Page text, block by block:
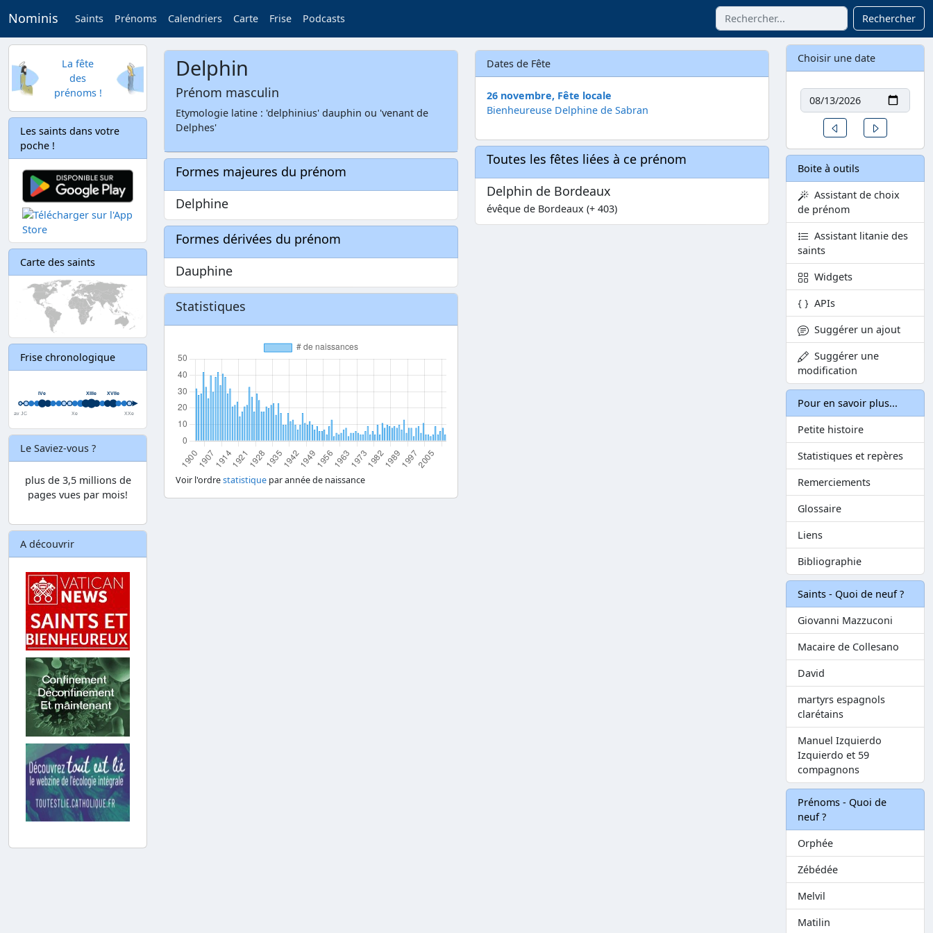
Nominis Saints Prénoms Calendriers Carte Frise Podcasts Rechercher
La fête
des
prénoms !
Les saints dans votre
poche !
Carte des saints
Frise chronologique
Le Saviez-vous ?
plus de 3,5 millions de
pages vues par mois!
A découvrir
Delphin
Prénom masculin
Etymologie latine : 'delphinius' dauphin ou 'venant de
Delphes'
Formes majeures du prénom
Delphine
Formes dérivées du prénom
Dauphine
Statistiques
Voir l'ordrestatistique par année de naissance
Dates de Fête
26 novembre, Fête locale
Bienheureuse Delphine de Sabran
Toutes les fêtes liées à ce prénom
Delphin de Bordeaux
évêque de Bordeaux (+ 403)
Choisir une date
Date
Un jour avant
Boite à outils
Assistant de choix
de prénom
Assistant litanie des
saints
Widgets
APIs
Suggérer un ajout
Suggérer une
modification
Pour en savoir plus...
Petite histoire
Statistiques et repères
Remerciements
Glossaire
Liens
Bibliographie
Saints - Quoi de neuf ?
Giovanni Mazzuconi
Macaire de Collesano
David
martyrs espagnols
clarétains
Manuel Izquierdo
Izquierdo et 59
compagnons
Prénoms - Quoi de
neuf ?
Orphée
Zébédée
Melvil
Matilin